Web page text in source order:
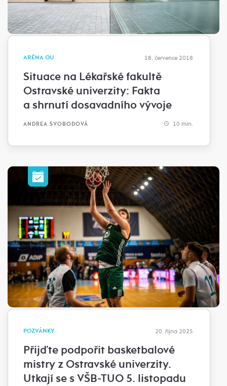
ARÉNA OU 18. července 2018
Situace na Lékařské fakultě
Ostravské univerzity: Fakta
a shrnutí dosavadního vývoje
ANDREA SVOBODOVÁ 10 min.
POZVÁNKY 20. října 2025
Přijďte podpořit basketbalové
mistry z Ostravské univerzity.
Utkají se s VŠB-TUO 5. listopadu